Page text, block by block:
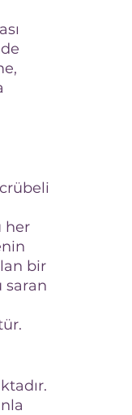
her
bir
saran